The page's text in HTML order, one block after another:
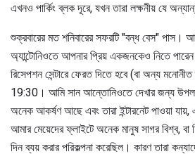
এখনও পার্কিং ব্লক দূরে, যখন তারা লক্ষনীয় যে
শুক্রবারের মত শনিবারের সফরটি "বন্ধ বেস" পাস।
অ্যান্টোনিওতে আপনার প্রিয় একজনকেও নিতে
রিসেপশন সেন্টারে ফেরত দিতে হবে (বা অন্য
19:30। আমি সান আন্তোনিওতে দেখার জন্য
অনেক আকর্ষণ আছে এবং তারা ইন্টারনেট পাওয়া যায়,
আমার মেয়েদের ফ্লাইটে অনেক মানুষ সাগর বিশ্ব, বা
দিন ব্যয় করার পরিকল্পনা করেছিল। কারণ তারা